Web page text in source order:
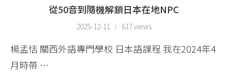
從50音到隨機解鎖日本在地NPC
2025-12-11 617 views
楊孟恬 關西外語專門學校 日本語課程 我在2024年4
月時帶 …